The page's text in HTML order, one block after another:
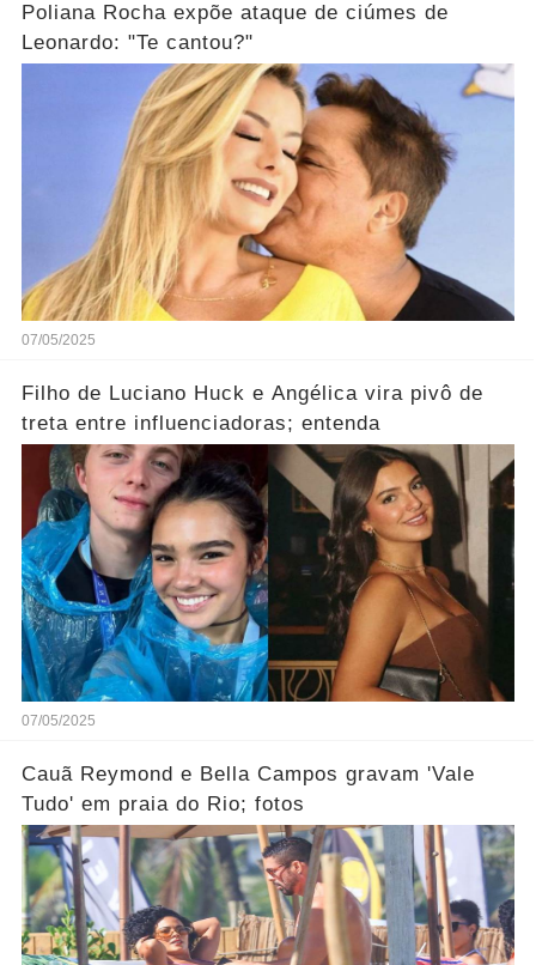
Poliana Rocha expõe ataque de ciúmes de
Leonardo: "Te cantou?"
07/05/2025
Filho de Luciano Huck e Angélica vira pivô de
treta entre influenciadoras; entenda
07/05/2025
Cauã Reymond e Bella Campos gravam 'Vale
Tudo' em praia do Rio; fotos